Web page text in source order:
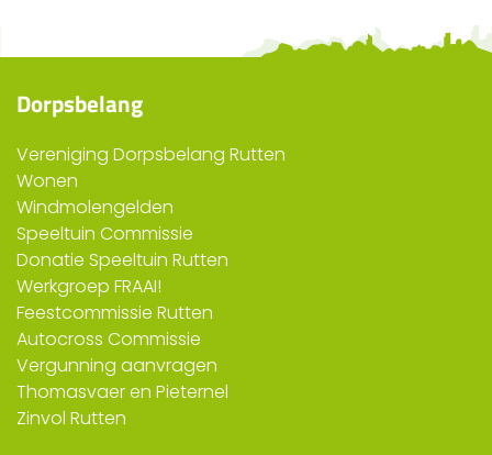
Dorpsbelang
Vereniging Dorpsbelang Rutten
Wonen
Windmolengelden
Speeltuin Commissie
Donatie Speeltuin Rutten
Werkgroep FRAAI!
Feestcommissie Rutten
Autocross Commissie
Vergunning aanvragen
Thomasvaer en Pieternel
Zinvol Rutten